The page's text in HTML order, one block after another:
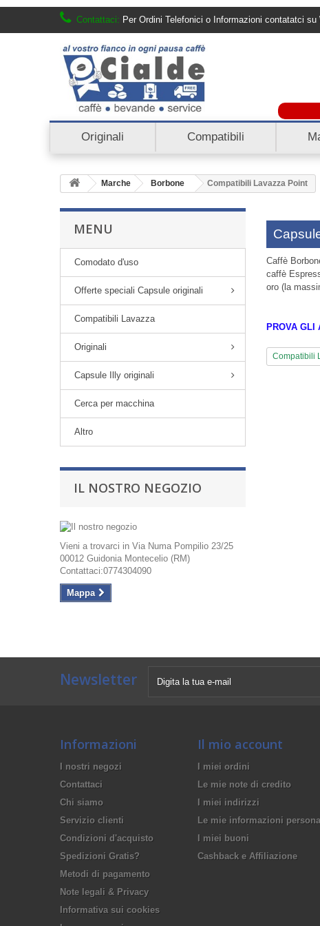
Contattaci: Per Ordini Telefonici o Informazioni contatatci su
Originali Compatibili
Marche Borbone Compatibili Lavazza Point
MENU
Comodato d'uso
Offerte speciali Capsule originali
Compatibili Lavazza
Originali
Capsule Illy originali
Cerca per macchina
Altro
IL NOSTRO NEGOZIO
Vieni a trovarci in Via Numa Pompilio 23/25
00012 Guidonia Montecelio (RM)
Contattaci:0774304090
Mappa
Caffè
caffè
oro (la
PROVA GLI
Compatibili
Newsletter
Informazioni
I nostri negozi
Contattaci
Chi siamo
Servizio clienti
Condizioni d'acquisto
Spedizioni Gratis?
Metodi di pagamento
Note legali & Privacy
Informativa sui cookies
Il mio account
I miei ordini
Le mie note di credito
I miei indirizzi
Le mie informazioni
I miei buoni
Cashback e Affiliazione